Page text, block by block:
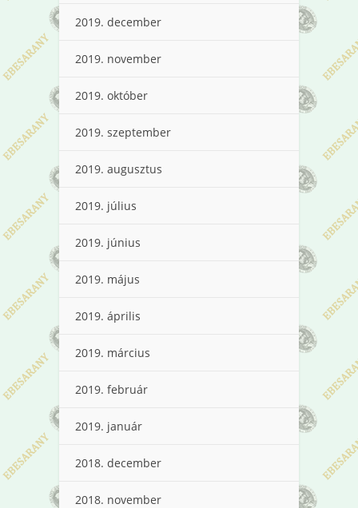
2019. december
2019. november
2019. október
2019. szeptember
2019. augusztus
2019. július
2019. június
2019. május
2019. április
2019. március
2019. február
2019. január
2018. december
2018. november